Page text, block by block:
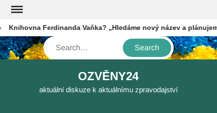
Skip
content
Ferdinanda Vaňka? „Hledáme nový název a plánujeme
Search
OZVĚNY24
aktuální diskuze k aktuálnímu zpravodajství